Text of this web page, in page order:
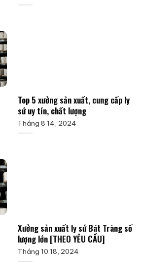
Top 5 xưởng sản xuất, cung cấp ly
sứ uy tín, chất lượng
Tháng 8 14, 2024
Xưởng sản xuất ly sứ Bát Tràng số
lượng lớn [THEO YÊU CẦU]
Tháng 10 18, 2024